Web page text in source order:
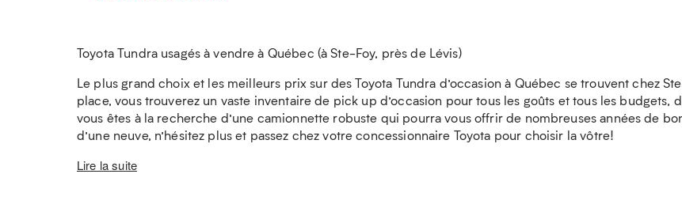
Toyota Tundra usagés à vendre à Québec (à Ste-Foy, près de Lévis)
Le plus grand choix et les meilleurs prix sur des Toyota Tundra d’occasion à Québec se trouvent chez
place, vous trouverez un vaste inventaire de pick up d’occasion pour tous les goûts et tous les budgets,
vous êtes à la recherche d’une camionnette robuste qui pourra vous offrir de nombreuses années de
d’une neuve, n’hésitez plus et passez chez votre concessionnaire Toyota pour choisir la vôtre!
Lire la suite